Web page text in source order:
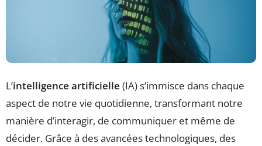
L’intelligence artificielle (IA) s’immisce dans chaque
aspect de notre vie quotidienne, transformant notre
manière d’interagir, de communiquer et même de
décider. Grâce à des avancées technologiques, des